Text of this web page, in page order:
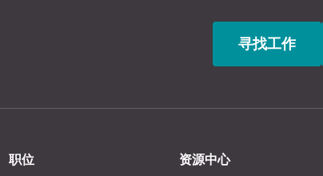
寻找工作
职位 资源中心